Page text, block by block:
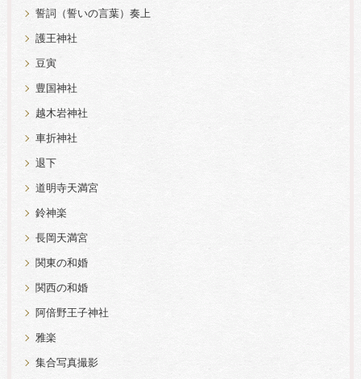
誓詞（誓いの言葉）奏上
護王神社
豆寅
豊国神社
越木岩神社
車折神社
退下
道明寺天満宮
鈴神楽
長岡天満宮
関東の和婚
関西の和婚
阿倍野王子神社
雅楽
集合写真撮影